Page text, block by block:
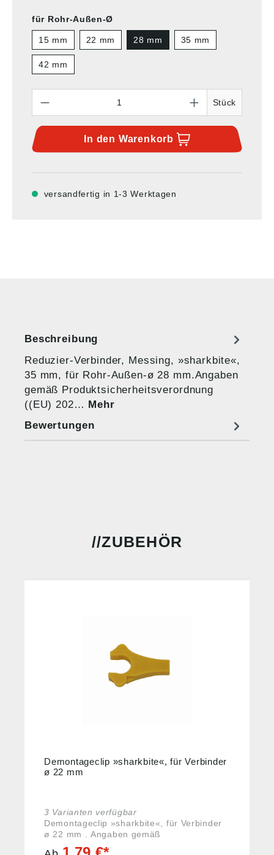
für Rohr-Außen-Ø
15 mm 22 mm 28 mm 35 mm
42 mm
Stück
In den Warenkorb
versandfertig in 1-3 Werktagen
Beschreibung
Reduzier-Verbinder, Messing, »sharkbite«,
35 mm, für Rohr-Außen-ø 28 mm.Angaben
gemäß Produktsicherheitsverordnung
((EU) 202… Mehr
Bewertungen
ZUBEHÖR
Demontageclip »sharkbite«, für Verbinder
ø 22 mm
3 Varianten verfügbar
Demontageclip »sharkbite«, für Verbinder
ø 22 mm . Angaben gemäß
Produktsicherheitsverordnung ((EU)